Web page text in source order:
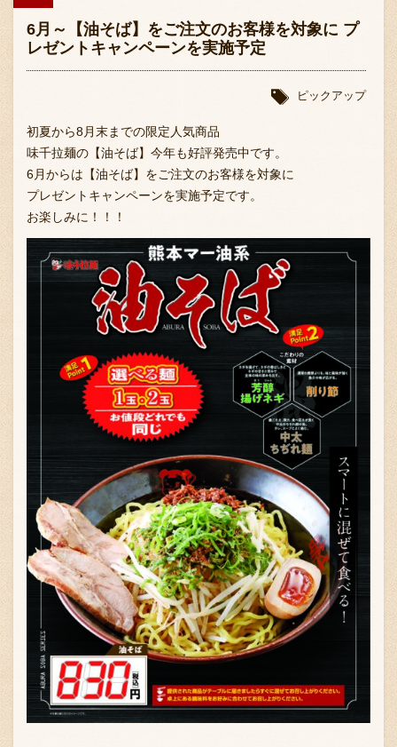
6月～【油そば】をご注文のお客様を対象に プ
レゼントキャンペーンを実施予定
ピックアップ
初夏から8月末までの限定人気商品
味千拉麺の【油そば】今年も好評発売中です。
6月からは【油そば】をご注文のお客様を対象に
プレゼントキャンペーンを実施予定です。
お楽しみに！！！